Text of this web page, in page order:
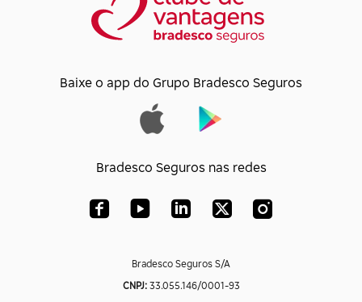
Baixe o app do Grupo Bradesco Seguros
Bradesco Seguros nas redes
Bradesco Seguros S/A
CNPJ:33.055.146/0001-93